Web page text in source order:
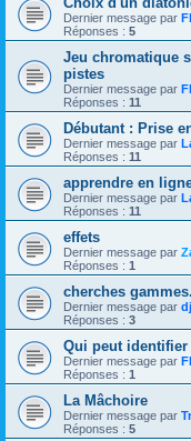
Dernier message par
Réponses : 5
Jeu chromatique
pistes
Dernier message par
Réponses : 11
Débutant : Prise
Dernier message par
Réponses : 11
apprendre en
Dernier message par
Réponses : 11
effets
Dernier message par
Réponses : 1
cherches
Dernier message par
Réponses : 3
Qui peut
Dernier message par
Réponses : 1
La Mâchoire
Dernier message par
Réponses : 5